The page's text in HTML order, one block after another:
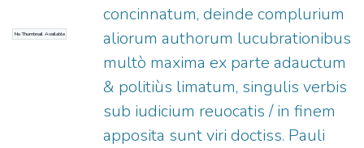
No Thumbnail Available
concinnatum, deinde complurium
aliorum authorum lucubrationibus
multò maxima ex parte adauctum
& politiùs limatum, singulis verbis
sub iudicium reuocatis / in finem
apposita sunt viri doctiss. Pauli